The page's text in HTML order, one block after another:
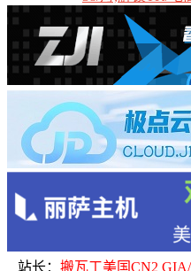
站长： 搬瓦工美国CN2